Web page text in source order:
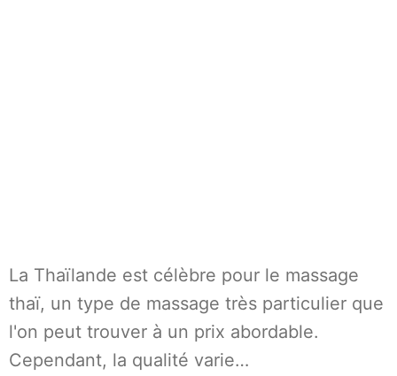
La Thaïlande est célèbre pour le massage
thaï, un type de massage très particulier que
l'on peut trouver à un prix abordable.
Cependant, la qualité varie…